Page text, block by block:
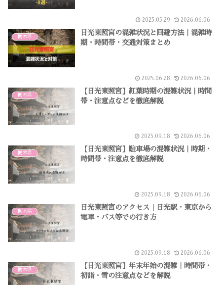
2025.05.29 2026.06.06
栃木県
日光東照宮の混雑状況と回避方法｜混雑時
期・時間帯・交通対策まとめ
2025.06.28 2026.06.06
栃木県
【日光東照宮】紅葉時期の混雑状況｜時間
帯・注意点などを徹底解説
2025.09.18 2026.06.06
栃木県
【日光東照宮】駐車場の混雑状況｜時期・
時間帯・注意点を徹底解説
2025.09.18 2026.06.06
栃木県
日光東照宮のアクセス｜日光駅・東京から
電車・バス等での行き方
2025.09.18 2026.06.06
栃木県
【日光東照宮】年末年始の混雑｜時間帯・
初詣・雪の注意点などを解説